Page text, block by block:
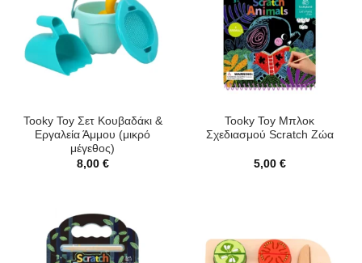
Tooky Toy Σετ Κουβαδάκι &
Εργαλεία Άμμου (μικρό
μέγεθος)
8,00 €
Tooky Toy Μπλοκ
Σχεδιασμού Scratch Ζώα
5,00 €